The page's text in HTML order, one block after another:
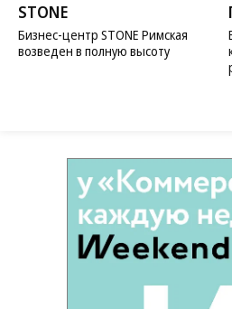
STONE
Бизнес-центр STONE Римская
возведен в полную высоту